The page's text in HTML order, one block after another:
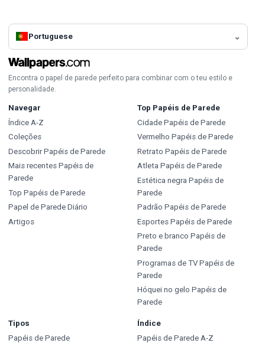
Portuguese
Encontra o papel de parede perfeito para combinar com o teu estilo e
personalidade.
Navegar
Índice A-Z
Coleções
Descobrir Papéis de Parede
Mais recentes Papéis de
Parede
Top Papéis de Parede
Papel de Parede Diário
Artigos
Top Papéis de Parede
Cidade Papéis de Parede
Vermelho Papéis de Parede
Retrato Papéis de Parede
Atleta Papéis de Parede
Estética negra Papéis de
Parede
Padrão Papéis de Parede
Esportes Papéis de Parede
Preto e branco Papéis de
Parede
Programas de TV Papéis de
Parede
Hóquei no gelo Papéis de
Parede
Tipos
Papéis de Parede
Índice
Papéis de Parede A-Z